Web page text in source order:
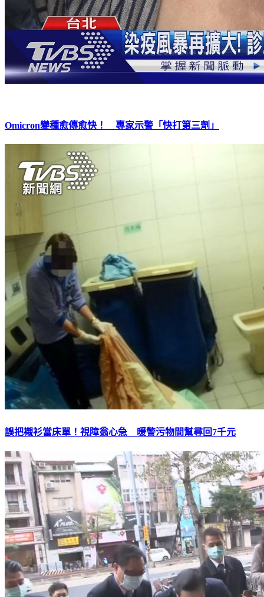
Omicron變種愈傳愈快！ 專家示警「快打第三劑」
誤把襯衫當床單！視障翁心急 暖警污物間幫尋回7千元